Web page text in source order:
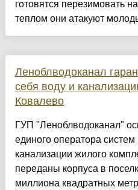
готовятся перезимовать
теплом они атакуют
Леноблводоканал
себя воду и
Ковалево
ГУП "Леноблводоканал"
единого оператора
канализации жилого
переданы корпуса в
миллиона квадратных